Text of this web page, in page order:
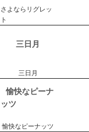
さよならリグレッ
ト
三日月
三日月
愉快なピーナ
ッツ
愉快なピーナッツ